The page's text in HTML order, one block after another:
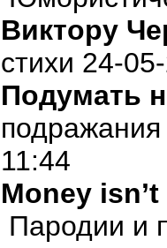
Виктору
стихи 24-
Подумать
11:44
Money
Пародии и